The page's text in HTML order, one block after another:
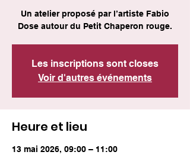
Un atelier proposé par l’artiste Fabio
Dose autour du Petit Chaperon rouge.
Les inscriptions sont closes
Voir d'autres événements
Heure et lieu
13 mai 2026, 09:00 – 11:00